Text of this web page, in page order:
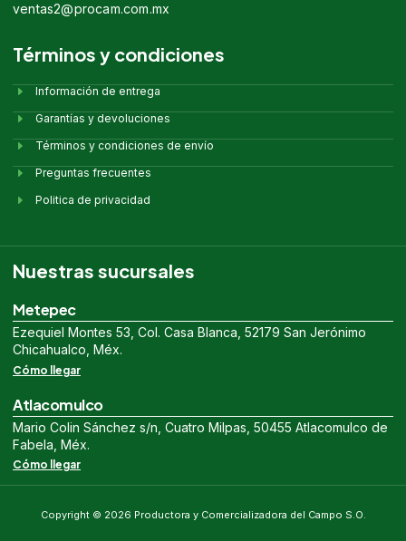
ventas2@procam.com.mx
Términos y condiciones
Información de entrega
Garantías y devoluciones
Términos y condiciones de envío
Preguntas frecuentes
Politica de privacidad
Nuestras sucursales
Metepec
Ezequiel Montes 53, Col. Casa Blanca, 52179 San Jerónimo
Chicahualco, Méx.
Cómo llegar
Atlacomulco
Mario Colin Sánchez s/n, Cuatro Milpas, 50455 Atlacomulco de
Fabela, Méx.
Cómo llegar
Copyright © 2026 Productora y Comercializadora del Campo S.O.